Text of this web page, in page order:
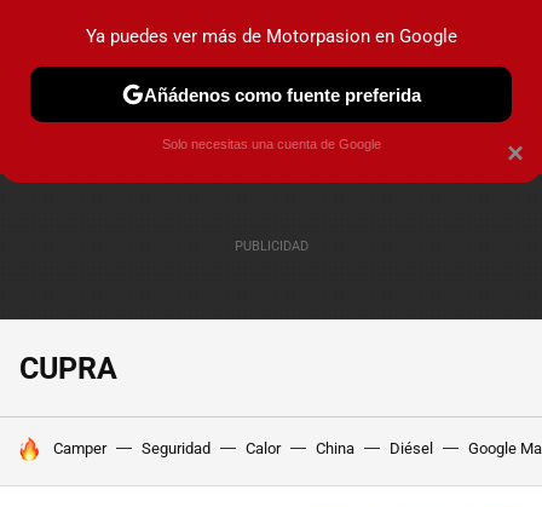
PRUEBAS COCHES ELÉCTRICOS OBSERVATORIO
CUPRA
HOY SE HABLA DE
Camper Seguridad Calor China Diésel Google
×
Ya puedes ver más de Motorpasion en Google
Añádenos como fuente preferida
Solo necesitas una cuenta de Google